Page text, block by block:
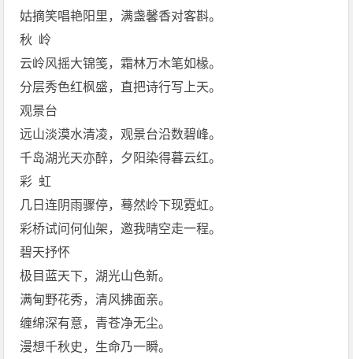
姑摘笑唱艳阳里，满盏馨香对客斟。
秋 岭
云岭风摇大锦笺，霜林万木笔如椽。
分层秀色红枫盛，直把诗行写上天。
观景台
远山淡漠水清凌，观景台沿数碧峰。
千岛湖光天亦醉，夕阳染得暮云红。
彩 虹
几日连阴雨骤停，蓦然岭下现霓虹。
彩桥试问何仙架，邀我晴空走一程。
碧天抒怀
极目蓝天下，湖光山色新。
满甸野花秀，清风拂面亲。
缠绵深有意，青苍净无尘。
漫想千秋史，生命乃一瞬。